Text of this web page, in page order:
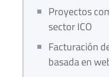
Proyectos
sector ICO
Facturación
basada en